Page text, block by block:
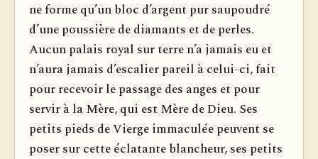
ne forme qu’un bloc d’argent pur saupoudré
d’une poussière de diamants et de perles.
Aucun palais royal sur terre n’a jamais eu et
n’aura jamais d’escalier pareil à celui-ci, fait
pour recevoir le passage des anges et pour
servir à la Mère, qui est Mère de Dieu. Ses
petits pieds de Vierge immaculée peuvent se
poser sur cette éclatante blancheur, ses petits